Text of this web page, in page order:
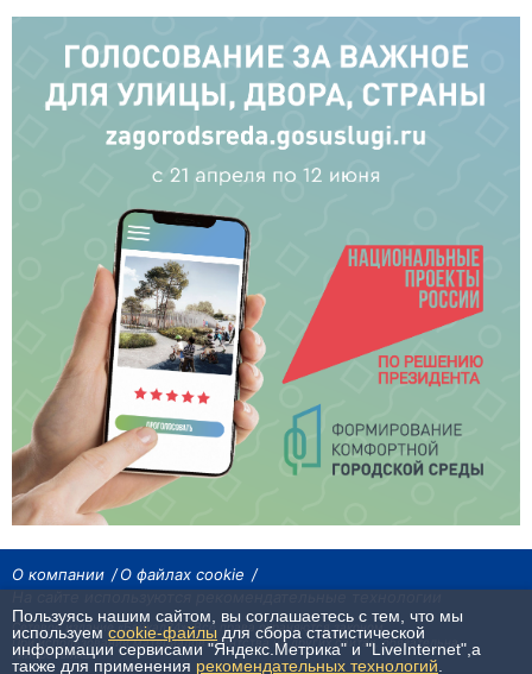
О компании
О файлах cookie
Сетевое издание «Байкал24». Все права охраняются законом.
При использовании материалов агентства на других сайтах, обязательна
гиперссылка.
Пользуясь нашим сайтом, вы соглашаетесь с тем, что мы
используем cookie-файлы для сбора статистической
информации сервисами "Яндекс.Метрика" и "LiveInternet",а
также для применения рекомендательных технологий